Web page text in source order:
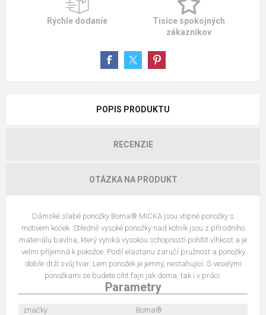
Rýchle dodanie
Tisíce spokojných
zákazníkov
POPIS PRODUKTU
RECENZIE
OTÁZKA NA PRODUKT
Dámské slabé ponožky Boma® MICKA jsou vtipné ponožky s
motivem koček. Středně vysoké ponožky nad kotník jsou z přírodního
materiálu bavlna, který vyniká vysokou schopností pohltit vlhkost a je
velmi příjemná k pokožce. Podíl elastanu zaručí pružnost a ponožky
dobře drží svůj tvar. Lem ponožek je jemný, nestahující. S veselými
ponožkami se budete cítit fajn jak doma, tak i v práci.
Parametry
značky
Boma®